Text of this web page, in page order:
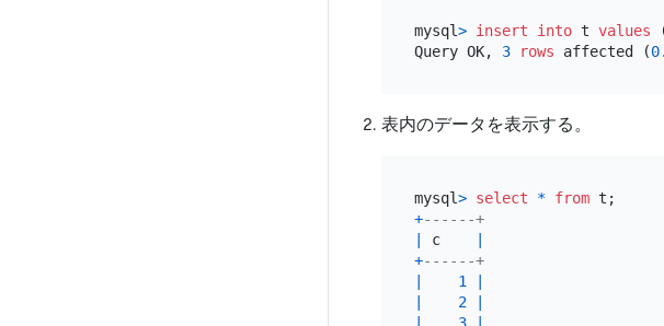
mysql> insert into t values
Query OK, 3 rows affected (
表内のデータを表示する。
mysql> select * from
+------+
c
+------+
1
2